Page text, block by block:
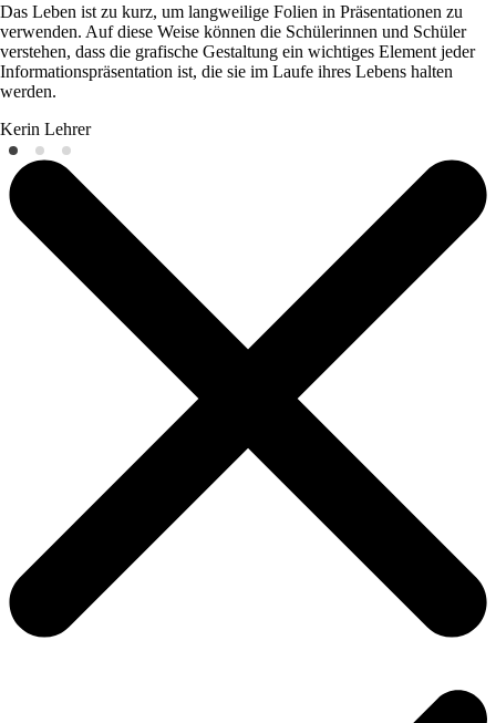
Das Leben ist zu kurz, um langweilige Folien in Präsentationen zu
verwenden. Auf diese Weise können die Schülerinnen und Schüler
verstehen, dass die grafische Gestaltung ein wichtiges Element jeder
Informationspräsentation ist, die sie im Laufe ihres Lebens halten
werden.
Kerin Lehrer